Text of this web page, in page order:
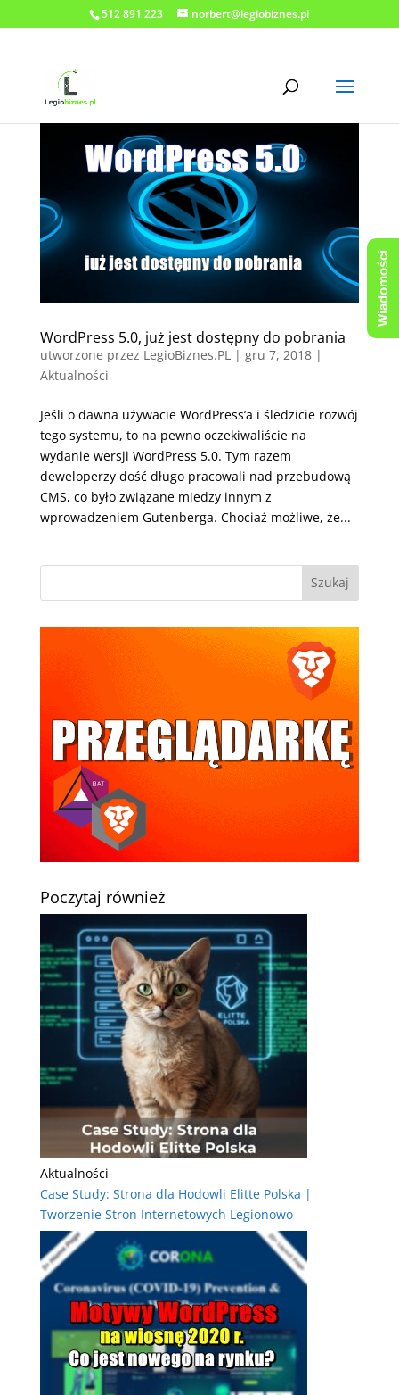
512 891 223 norbert@legiobiznes.pl
WordPress 5.0, już jest dostępny do pobrania
utworzone przez LegioBiznes.PL | gru 7, 2018|
Aktualności
Jeśli o dawna używacie WordPress’a i śledzicie rozwój
tego systemu, to na pewno oczekiwaliście na
wydanie wersji WordPress 5.0. Tym razem
deweloperzy dość długo pracowali nad przebudową
CMS, co było związane miedzy innym z
wprowadzeniem Gutenberga. Chociaż możliwe, że...
Poczytaj również
Aktualności
Case Study: Strona dla Hodowli Elitte Polska |
Tworzenie Stron Internetowych Legionowo
Wiadomości